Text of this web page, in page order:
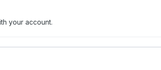
your account.